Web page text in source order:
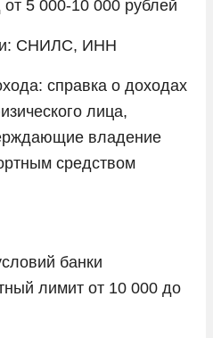
5 000-10 000 рублей
СНИЛС, ИНН
справка о доходах
лица,
владение
средством
банки
лимит от 10 000 до